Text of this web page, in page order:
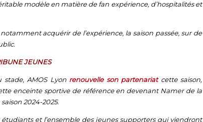
modèle en matière de fan expérience, d’hospitalités et
acquérir de l’expérience, la saison passée, sur de
JEUNES
AMOS Lyon renouvelle son partenariatcette saison,
enceinte sportive de référence en devenant Namer de la
saison 2024-2025.
et l’ensemble des jeunes supporters qui viendront